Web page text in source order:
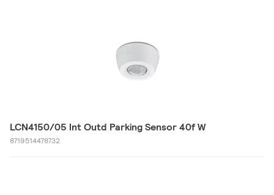
LCN4150/05 Int Outd Parking Sensor 40f W
8719514478732